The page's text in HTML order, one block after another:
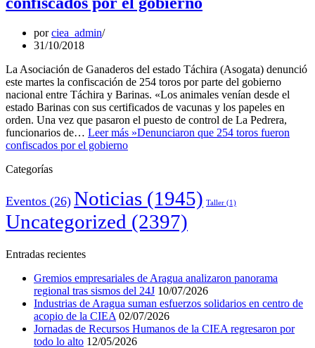
porciea_admin
31/10/2018
La Asociación de Ganaderos del estado Táchira (Asogata) denunció
este martes la confiscación de 254 toros por parte del gobierno
nacional entre Táchira y Barinas. «Los animales venían desde el
estado Barinas con sus certificados de vacunas y los papeles en
orden. Una vez que pasaron el puesto de control de La Pedrera,
funcionarios de… Leer más »Denunciaron que 254 toros fueron
confiscados por el gobierno
Categorías
Eventos (26) Noticias (1945) Taller (1)
Uncategorized (2397)
Entradas recientes
Gremios empresariales de Aragua analizaron panorama
regional tras sismos del 24J 10/07/2026
Industrias de Aragua suman esfuerzos solidarios en centro de
acopio de la CIEA 02/07/2026
Jornadas de Recursos Humanos de la CIEA regresaron por
todo lo alto 12/05/2026